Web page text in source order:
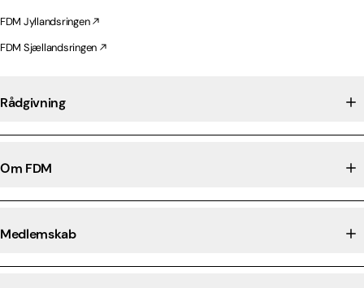
FDM Jyllandsringen
FDM Sjællandsringen
Rådgivning
Om FDM
Medlemskab